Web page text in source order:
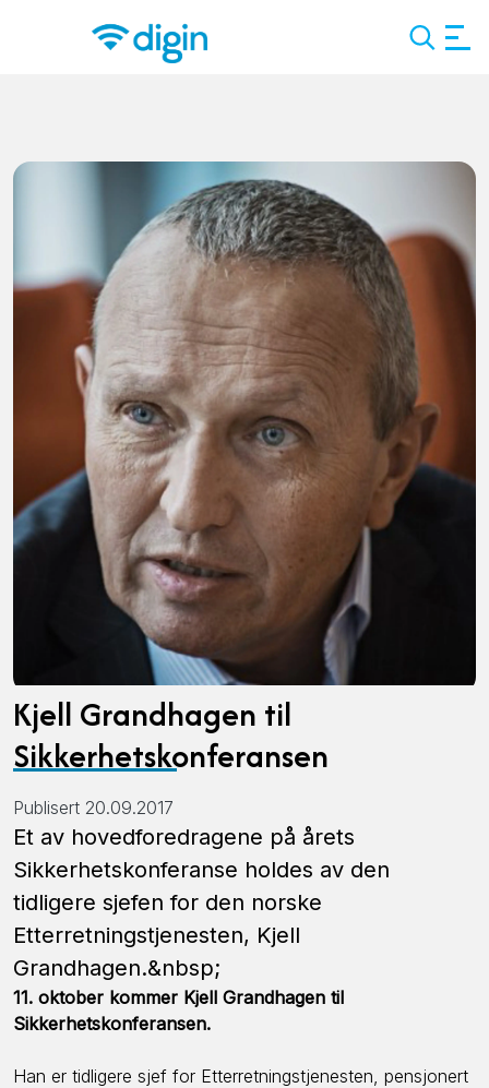
Kjell Grandhagen til
Sikkerhetskonferansen
Publisert 20.09.2017
Et av hovedforedragene på årets
Sikkerhetskonferanse holdes av den
tidligere sjefen for den norske
Etterretningstjenesten, Kjell
Grandhagen.&nbsp;
11. oktober kommer Kjell Grandhagen til
Sikkerhetskonferansen.
Han er tidligere sjef for Etterretningstjenesten, pensjonert